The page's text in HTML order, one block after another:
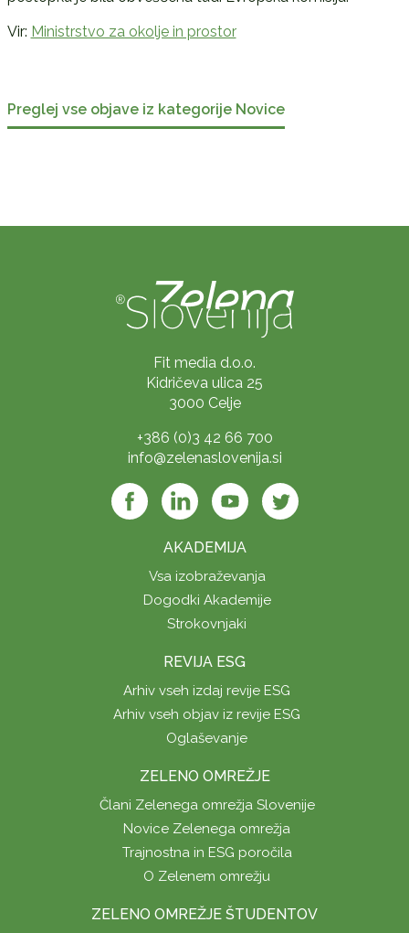
Vir: Ministrstvo za okolje in prostor
Preglej vse objave iz kategorije Novice
Fit media d.o.o.
Kidričeva ulica 25
3000 Celje
+386 (0)3 42 66 700
info@zelenaslovenija.si
AKADEMIJA
Vsa izobraževanja
Dogodki Akademije
Strokovnjaki
REVIJA ESG
Arhiv vseh izdaj revije ESG
Arhiv vseh objav iz revije ESG
Oglaševanje
ZELENO OMREŽJE
Člani Zelenega omrežja Slovenije
Novice Zelenega omrežja
Trajnostna in ESG poročila
O Zelenem omrežju
ZELENO OMREŽJE ŠTUDENTOV